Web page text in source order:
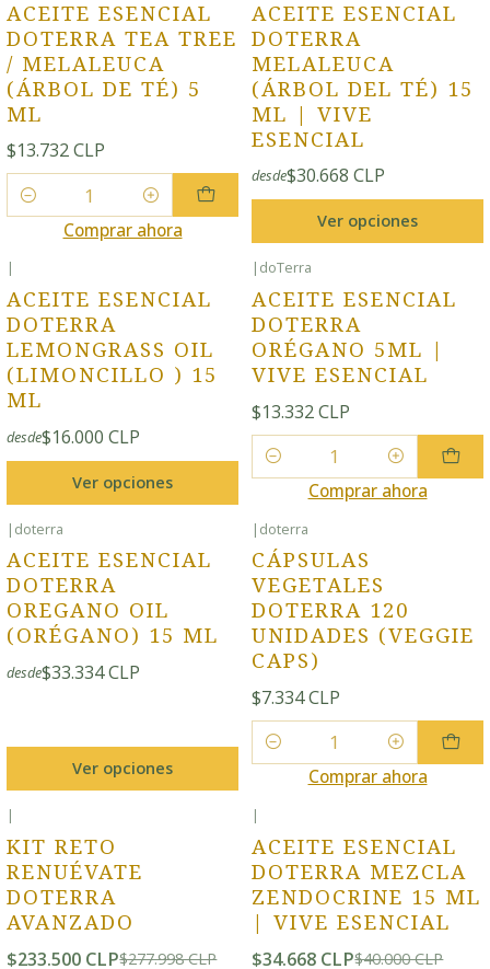
ACEITE ESENCIAL
DOTERRA TEA TREE
/ MELALEUCA
(ÁRBOL DE TÉ) 5
ML
$13.732 CLP
Cantidad
Comprar ahora
ACEITE ESENCIAL
DOTERRA
MELALEUCA
(ÁRBOL DEL TÉ) 15
ML | VIVE
ESENCIAL
desde$30.668 CLP
Ver opciones
|
ACEITE ESENCIAL
DOTERRA
LEMONGRASS OIL
(LIMONCILLO ) 15
ML
desde$16.000 CLP
Ver opciones
| doTerra
ACEITE ESENCIAL
DOTERRA
ORÉGANO 5ML |
VIVE ESENCIAL
$13.332 CLP
Cantidad
Comprar ahora
| doterra
ACEITE ESENCIAL
DOTERRA
OREGANO OIL
(ORÉGANO) 15 ML
desde$33.334 CLP
Ver opciones
| doterra
CÁPSULAS
VEGETALES
DOTERRA 120
UNIDADES (VEGGIE
CAPS)
$7.334 CLP
Cantidad
Comprar ahora
|
KIT RETO
RENUÉVATE
DOTERRA
AVANZADO
$233.500 CLP$277.998 CLP
|
ACEITE ESENCIAL
DOTERRA MEZCLA
ZENDOCRINE 15 ML
| VIVE ESENCIAL
$34.668 CLP$40.000 CLP